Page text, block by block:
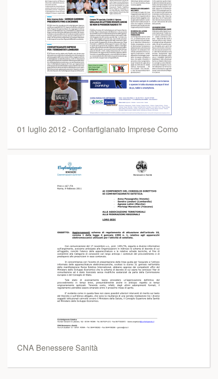
01 luglio 2012 - Confartigianato Imprese Como
CNA Benessere Sanità